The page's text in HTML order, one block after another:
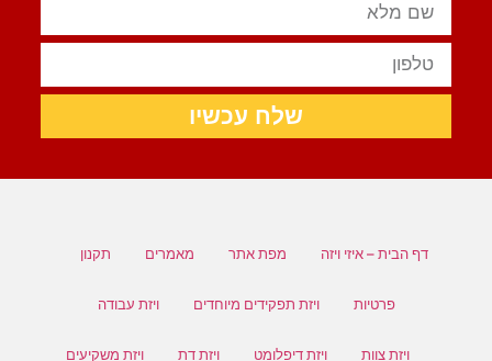
שלח עכשיו
דף הבית – איזי ויזה מפת אתר מאמרים תקנון
פרטיות ויזת תפקידים מיוחדים ויזת עבודה
ויזת צוות ויזת דיפלומט ויזת דת ויזת משקיעים